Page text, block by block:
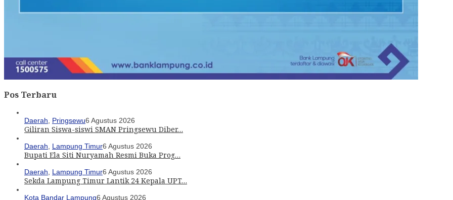
Pos Terbaru
Daerah, Pringsewu6 Agustus 2026
Giliran Siswa-siswi SMAN Pringsewu Diber…
Daerah, Lampung Timur6 Agustus 2026
Bupati Ela Siti Nuryamah Resmi Buka Prog…
Daerah, Lampung Timur6 Agustus 2026
Sekda Lampung Timur Lantik 24 Kepala UPT…
Kota Bandar Lampung6 Agustus 2026